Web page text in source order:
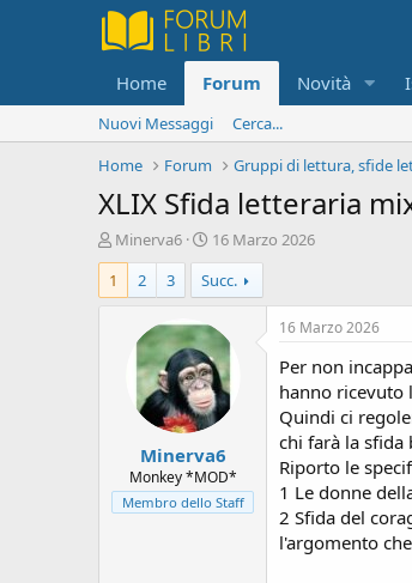
Home Forum Novità
Nuovi Messaggi
Cerca...
Home
Forum Gruppi di lettura, sfide
XLIX Sfida letteraria
C
r
e
a
u
s
Minerva6
D
a
t
a
d
i
i
n
i
z
i
o
16 Marzo 2026
1
2 3 Succ.
Minerva6
Monkey *MOD*
Membro dello Staff
16 Marzo 2026
Per non
hanno ricevuto
Quindi ci
chi farà la sfida
Riporto le
1 Le donne
2 Sfida del
l'argomento